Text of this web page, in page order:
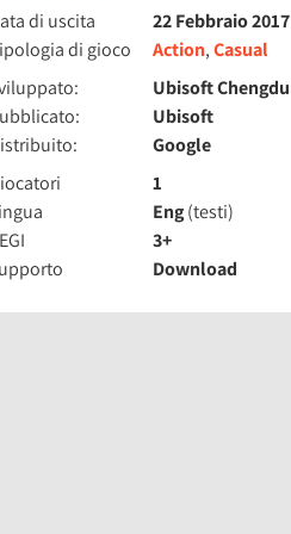
di uscita
22 Febbraio 2017
di gioco
Action,Casual
Ubisoft Chengdu
Ubisoft
Google
1
Eng(testi)
3+
Download